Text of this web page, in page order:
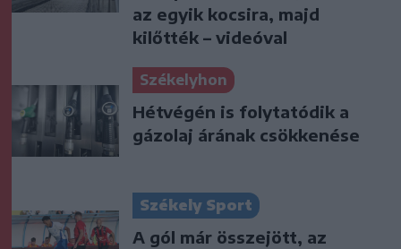
az egyik kocsira, majd
kilőtték – videóval
Székelyhon
Hétvégén is folytatódik a
gázolaj árának csökkenése
Székely Sport
A gól már összejött, az